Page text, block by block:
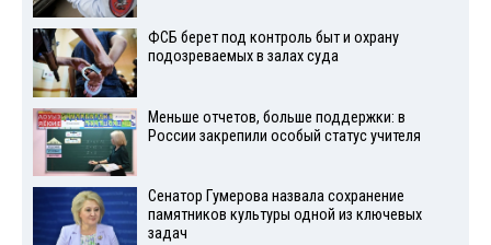
ФСБ берет под контроль быт и охрану
подозреваемых в залах суда
Меньше отчетов, больше поддержки: в
России закрепили особый статус учителя
Сенатор Гумерова назвала сохранение
памятников культуры одной из ключевых
задач